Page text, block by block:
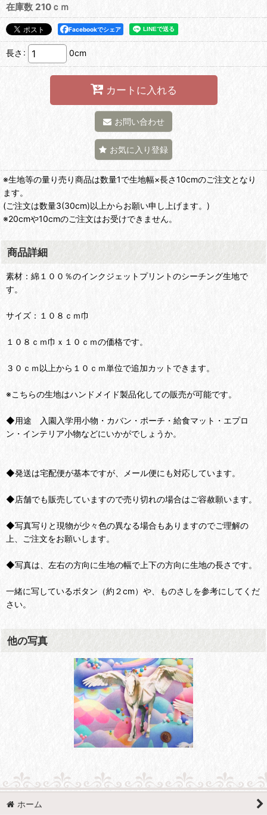
在庫数 210ｃｍ
Facebookでシェア
長さ : 0cm
カートに入れる
お問い合わせ
お気に入り登録
※生地等の量り売り商品は数量1で生地幅×長さ10cmのご注文となり
ます。
(ご注文は数量3(30cm)以上からお願い申し上げます。)
※20cmや10cmのご注文はお受けできません。
商品詳細
素材：綿１００％のインクジェットプリントのシーチング生地で
す。
サイズ：１０８ｃｍ巾
１０８ｃｍ巾ｘ１０ｃｍの価格です。
３０ｃｍ以上から１０ｃｍ単位で追加カットできます。
※こちらの生地はハンドメイド製品化しての販売が可能です。
◆用途 入園入学用小物・カバン・ポーチ・給食マット・エプロ
ン・インテリア小物などにいかがでしょうか。
◆発送は宅配便が基本ですが、メール便にも対応しています。
◆店舗でも販売していますので売り切れの場合はご容赦願います。
◆写真写りと現物が少々色の異なる場合もありますのでご理解の
上、ご注文をお願いします。
◆写真は、左右の方向に生地の幅で上下の方向に生地の長さです。
一緒に写しているボタン（約２cm）や、ものさしを参考にしてくだ
さい。
他の写真
ホーム